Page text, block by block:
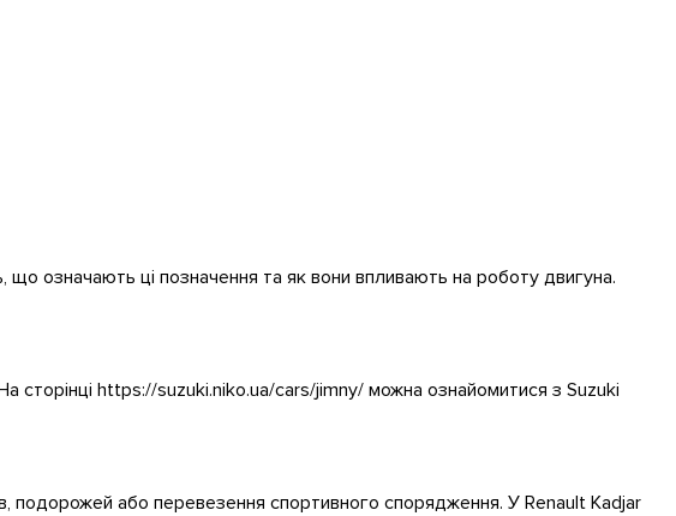
означають ці позначення та як вони впливають на роботу двигуна.
сторінці https://suzuki.niko.ua/cars/jimny/ можна ознайомитися з Suzuki
подорожей або перевезення спортивного спорядження. У Renault Kadjar